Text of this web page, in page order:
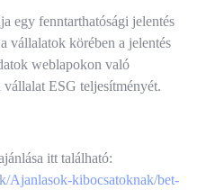
egy fenntarthatósági jelentés
vállalatok körében a jelentés
weblapokon való
vállalat ESG teljesítményét.
itt található:
Ajanlasok-kibocsatoknak/bet-